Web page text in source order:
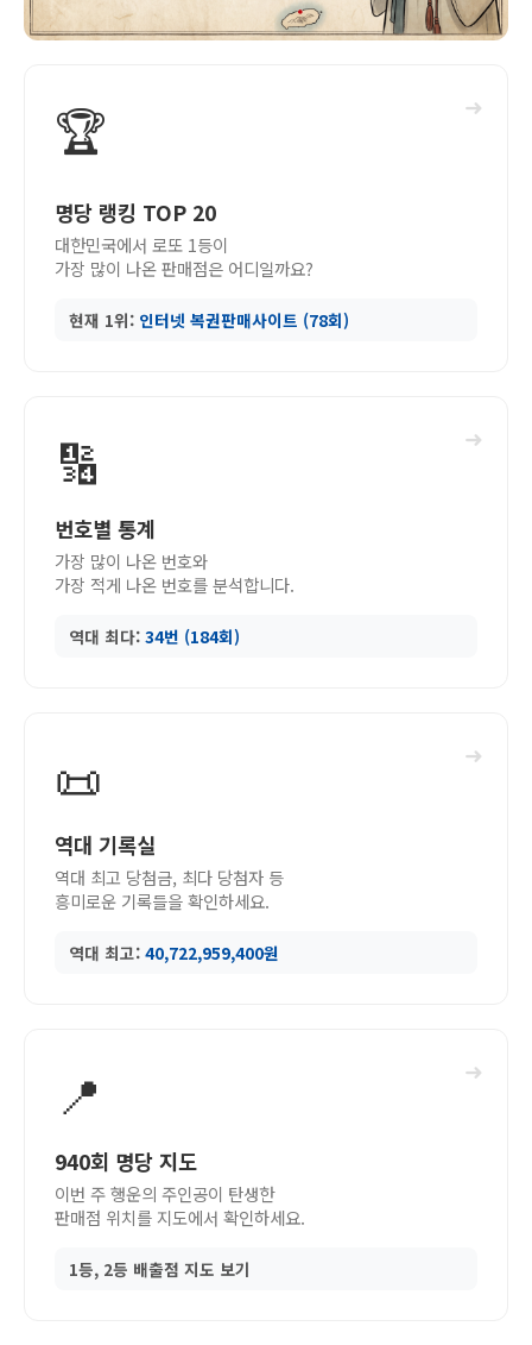
➜
🏆
명당 랭킹 TOP 20
대한민국에서 로또 1등이
가장 많이 나온 판매점은 어디일까요?
현재 1위: 인터넷 복권판매사이트 (78회)
➜
🔢
번호별 통계
가장 많이 나온 번호와
가장 적게 나온 번호를 분석합니다.
역대 최다: 34번 (184회)
➜
📜
역대 기록실
역대 최고 당첨금, 최다 당첨자 등
흥미로운 기록들을 확인하세요.
역대 최고: 40,722,959,400원
➜
📍
940회 명당 지도
이번 주 행운의 주인공이 탄생한
판매점 위치를 지도에서 확인하세요.
1등, 2등 배출점 지도 보기